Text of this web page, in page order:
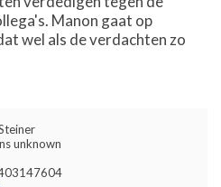
Manon gaat op
wel als de verdachten zo
unknown